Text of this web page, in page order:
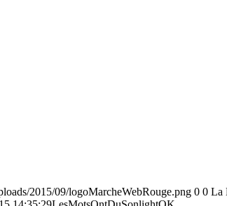
2015/09/logoMarcheWebRouge.png 0 0 La